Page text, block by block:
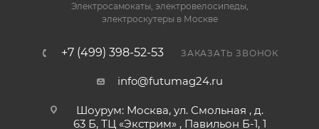
Электросамокаты, электровелосипеды,
электроскутеры в Москве
+7 (499) 398-52-53 ЗАКАЗАТЬ ЗВОНОК
info@futumag24.ru
Шоурум: Москва, ул. Смольная , д.
63 Б, ТЦ «Экстрим» , Павильон Б-1, 1